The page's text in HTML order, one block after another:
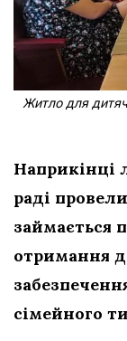
Житло для
Наприкінці
раді
займається
отримання
сімейного